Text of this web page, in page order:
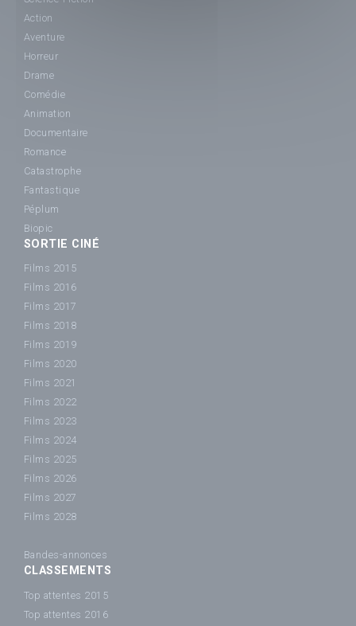
Action
Aventure
Horreur
Drame
Comédie
Animation
Documentaire
Romance
Catastrophe
Fantastique
Péplum
Biopic
SORTIE CINÉ
Films 2015
Films 2016
Films 2017
Films 2018
Films 2019
Films 2020
Films 2021
Films 2022
Films 2023
Films 2024
Films 2025
Films 2026
Films 2027
Films 2028
Bandes-annonces
CLASSEMENTS
Top attentes 2015
Top attentes 2016